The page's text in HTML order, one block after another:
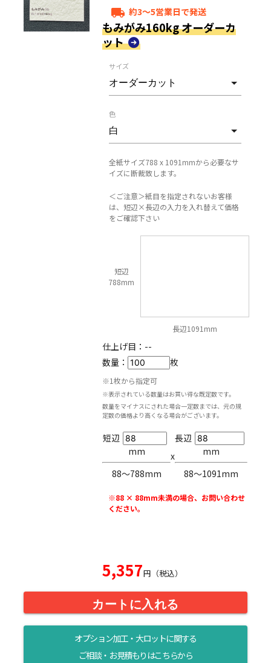
local_shipping 約3～5営業日で発送
もみがみ160kg オーダーカ
ット
サイズ
色
全紙サイズ788 x 1091mmから必要なサ
イズに断裁致します。
＜ご注意＞紙目を指定されないお客様
は、短辺×長辺の入力を入れ替えて価格
をご確認下さい
短辺
788mm
長辺1091mm
仕上げ目： --
数量：
枚
※1枚から指定可
※表示されている数量はお買い得な既定数です。
数量をマイナスにされた場合一定数までは、元の規
定数の価格より高くなる場合がございます。
短辺
mm
88〜788mm
x
長辺
mm
88〜1091mm
※88 × 88mm未満の場合、お問い合わせ
ください。
5,357円（税込）
カートに入れる
オプション加工・大ロットに関する
ご相談・お見積もりはこちらから